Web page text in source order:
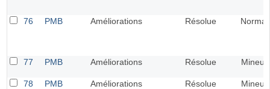
76 PMB Améliorations Résolue Normal
77 PMB Améliorations Résolue Mineur
78 PMB Améliorations Résolue Mineur